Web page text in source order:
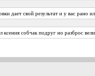
дает свой результат и у вас рано
ксения собчак подруг но разброс